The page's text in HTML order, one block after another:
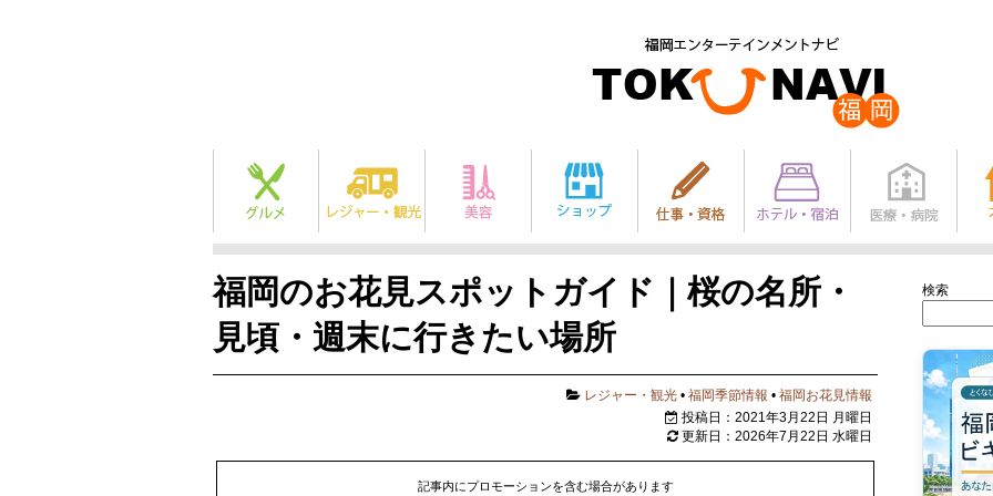
福岡のお花見スポットガイド｜桜の名所・
見頃・週末に行きたい場所
レジャー・観光 • 福岡季節情報 • 福岡お花見情報
投稿日：2021年3月22日 月曜日
更新日：2026年7月22日 水曜日
記事内にプロモーションを含む場合があります
検索